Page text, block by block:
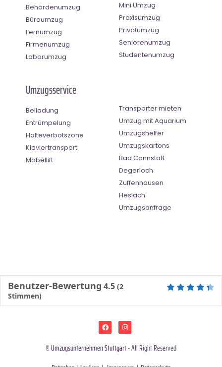
Behördenumzug
Büroumzug
Fernumzug
Firmenumzug
Laborumzug
Mini Umzug
Praxisumzug
Privatumzug
Seniorenumzug
Studentenumzug
Umzugsservice
Beiladung
Entrümpelung
Halteverbotszone
Klaviertransport
Möbellift
Transporter mieten
Umzug mit Aquarium
Umzugshelfer
Umzugskartons
Bad Cannstatt
Degerloch
Zuffenhausen
Heslach
Umzugsanfrage
Benutzer-Bewertung 4.5 (2
Stimmen)
©Umzugsunternehmen Stuttgart- All Right Reserved